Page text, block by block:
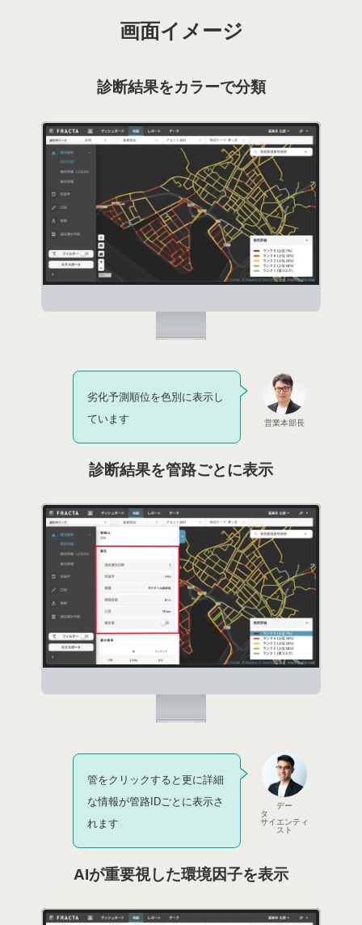
画面イメージ
診断結果をカラーで分類
営業本部長
劣化予測順位を色別に表示し
ています
診断結果を管路ごとに表示
デー
タ
サイエンティ
スト
管をクリックすると更に詳細
な情報が管路IDごとに表示さ
れます
AIが重要視した環境因子を表示